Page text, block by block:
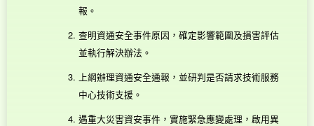
報。
查明資通安全事件原因，確定影響範圍及損害評估
並執行解決辦法。
上網辦理資通安全通報，並研判是否請求技術服務
中心技術支援。
遇重大災害資安事件，實施緊急應變處理，啟用異